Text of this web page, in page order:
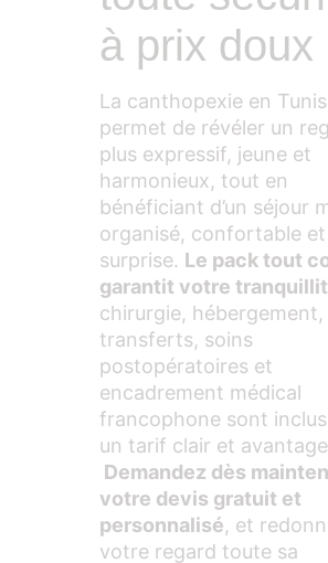
à prix doux
La canthopexie en
permet de révéler un
plus expressif, jeune et
harmonieux, tout en
bénéficiant d’un séjour
organisé, confortable et
surprise. Le pack tout
garantit votre
chirurgie, hébergement,
transferts, soins
postopératoires et
encadrement médical
francophone sont
un tarif clair et
Demandez dès
votre devis gratuit et
personnalisé, et
votre regard toute sa